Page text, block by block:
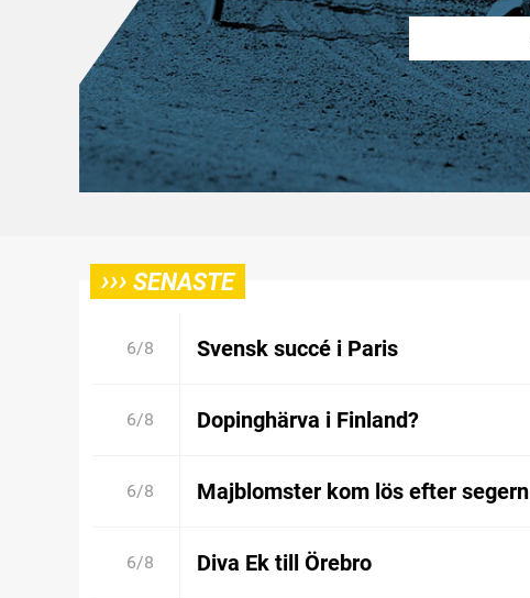
››› SENASTE
6/8 Svensk succé i Paris
6/8 Dopinghärva i Finland?
6/8 Majblomster kom lös efter segern
6/8 Diva Ek till Örebro